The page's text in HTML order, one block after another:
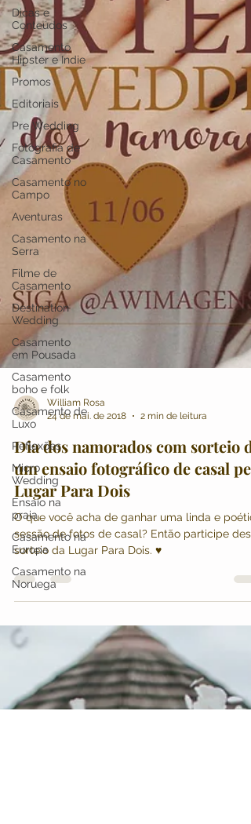
Dicas e
Conteúdos
Casamento
Hipster e Indie
Promos
Editoriais
Pre Wedding
Fotografia de
Casamento
Casamento no
Campo
Aventuras
Casamento na
Serra
Filme de
Casamento
Destination
Wedding
Casamento
em Pousada
Casamento
boho e folk
Casamento de
Luxo
Reflexões
Micro
Wedding
Ensaio na
praia
Casamento na
Europa
Casamento na
Noruega
William Rosa
24 de mai. de 2018
2 min de leitura
Dia dos namorados com sorteio de
um ensaio fotográfico de casal
Lugar Para Dois
O que você acha de ganhar uma linda e
sessão de fotos de casal? Então participe